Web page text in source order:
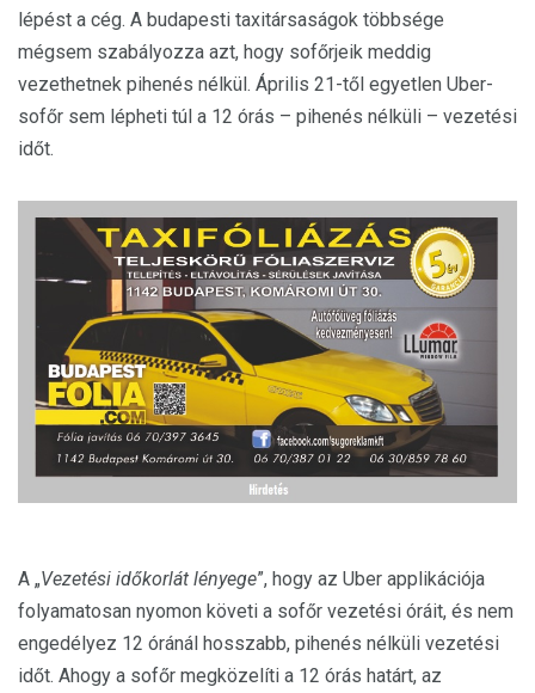
lépést a cég. A budapesti taxitársaságok többsége
mégsem szabályozza azt, hogy sofőrjeik meddig
vezethetnek pihenés nélkül. Április 21-től egyetlen Uber-
sofőr sem lépheti túl a 12 órás – pihenés nélküli – vezetési
időt.
A „Vezetési időkorlát lényege”, hogy az Uber applikációja
folyamatosan nyomon követi a sofőr vezetési óráit, és nem
engedélyez 12 óránál hosszabb, pihenés nélküli vezetési
időt. Ahogy a sofőr megközelíti a 12 órás határt, az